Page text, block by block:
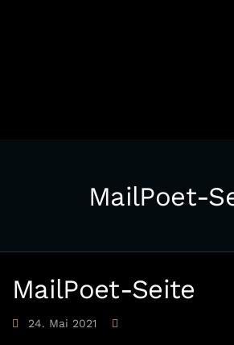
MailPoet-
MailPoet-Seite
24. Mai 2021